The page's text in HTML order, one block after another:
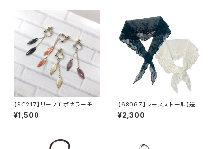
【SC217】リーフエポカラーモチ
ーフイヤリング【送料無料】
¥1,500
【68067】レースストール【送料
無料】三角ストール 羽織 つ
け襟 レイヤード スカーフ
¥2,300